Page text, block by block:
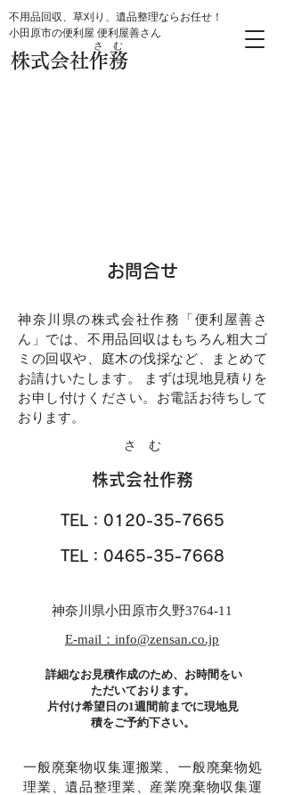
不用品回収、草刈り、遺品整理ならお任せ！
小田原市の便利屋 便利屋善さん
さ む
株式会社作務
お問合せ
神奈川県の株式会社作務「便利屋善さ
ん」では、不用品回収はもちろん粗大ゴ
ミの回収や、庭木の伐採など、まとめて
お請けいたします。 まずは現地見積りを
お申し付けください。お電話お待ちして
おります。
さ む
株式会社作務
TEL：0120-35-7665
TEL：0465-35-7668
神奈川県小田原市久野3764-11
E-mail：info@zensan.co.jp
詳細なお見積作成のため、お時間をい
ただいております。
片付け希望日の1週間前までに現地見
積をご予約下さい。
一般廃棄物収集運搬業、一般廃棄物処
理業、遺品整理業、産業廃棄物収集運